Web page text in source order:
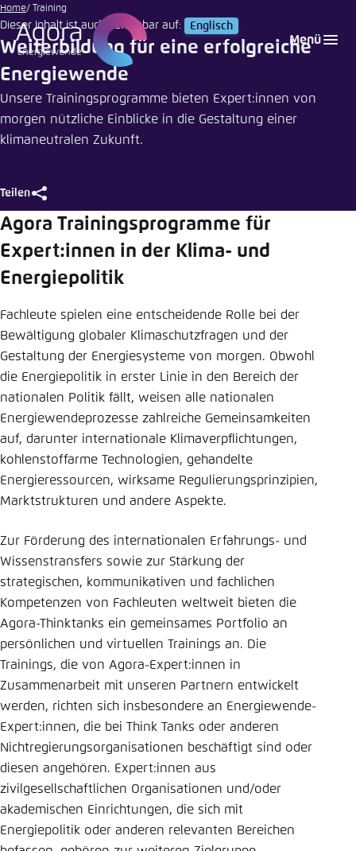
Zum
Hauptinhalt
gehen
Menü
Home Training
Dieser Inhalt ist auch verfügbar auf: Englisch
T
r
a
i
n
n
g
Weiterbildung für eine erfolgreiche
Energiewende
Unsere Trainingsprogramme bieten Expert:innen von
morgen nützliche Einblicke in die Gestaltung einer
klimaneutralen Zukunft.
Teilen
Rawpixel
|
Unsplash
Teilen
Training
Schliessen
LinkedIn
Bluesky
In die Zwischenablage kopieren
E-Mail
Agora Trainingsprogramme für
Expert:innen in der Klima- und
Energiepolitik
Fachleute spielen eine entscheidende Rolle bei der
Bewältigung globaler Klimaschutzfragen und der
Gestaltung der Energiesysteme von morgen. Obwohl
die Energiepolitik in erster Linie in den Bereich der
nationalen Politik fällt, weisen alle nationalen
Energiewendeprozesse zahlreiche Gemeinsamkeiten
auf, darunter internationale Klimaverpflichtungen,
kohlenstoffarme Technologien, gehandelte
Energieressourcen, wirksame Regulierungsprinzipien,
Marktstrukturen und andere Aspekte.
Zur Förderung des internationalen Erfahrungs- und
Wissenstransfers sowie zur Stärkung der
strategischen, kommunikativen und fachlichen
Kompetenzen von Fachleuten weltweit bieten die
Agora-Thinktanks ein gemeinsames Portfolio an
persönlichen und virtuellen Trainings an. Die
Trainings, die von Agora-Expert:innen in
Zusammenarbeit mit unseren Partnern entwickelt
werden, richten sich insbesondere an Energiewende-
Expert:innen, die bei Think Tanks oder anderen
Nichtregierungsorganisationen beschäftigt sind oder
diesen angehören. Expert:innen aus
zivilgesellschaftlichen Organisationen und/oder
akademischen Einrichtungen, die sich mit
Energiepolitik oder anderen relevanten Bereichen
Login
Melden Sie sich an um ..., ... und ... zu verwalten.
Benutzername*
Passwort
Noch kein Benutzerkonto?
Abbrechen
Sprache auswählen
Englisch
Agora Think Tanks
Erscheinungsbild der Webseite
Diese Webseite passt ihr Farbschema basierend
auf Ihren Einstellungen an. Wählen Sie aus,
welches Farbschema Sie für diese Webseite
verwenden möchten.
Dunkel
Automatisch
Einstellung für diese Webseite im Browser
speichern
Übernehmen